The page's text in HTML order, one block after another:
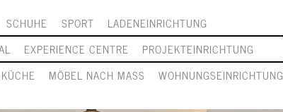
SCHUHE SPORT
LADENEINRICHTUNG
EXPERIENCE CENTRE
PROJEKTEINRICHTUNG
MÖBEL NACH MASS WOHNUNGSEINRICHTUNG